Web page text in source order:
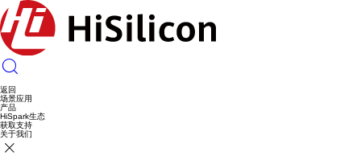
返回
场景应用
产品
HiSpark生态
获取支持
关于我们